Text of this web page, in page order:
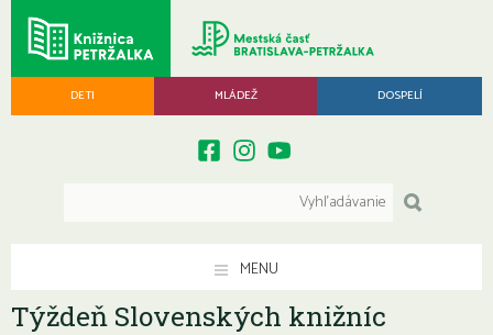
DETI MLÁDEŽ DOSPELÍ
MENU
Týždeň Slovenských knižníc